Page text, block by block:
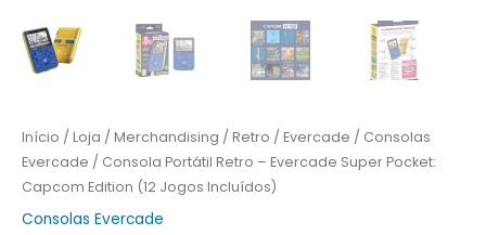
Início / Loja / Merchandising / Retro / Evercade / Consolas
Evercade / Consola Portátil Retro – Evercade Super Pocket:
Capcom Edition (12 Jogos Incluídos)
Consolas Evercade
Incluídos)